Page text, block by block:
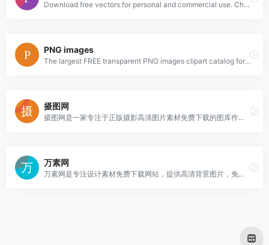
Download free vectors for personal and commercial use. Choose from more than 280,000 high quality AI, EPS, SVG and CDR files of logos, icons, banners, backgrounds, silhouettes, elements and much more.
PNG images
The largest FREE transparent PNG images clipart catalog for design and web design in best resolution and quality
摄图网
摄图网是一家专注于正版摄影高清图片素材免费下载的图库作品网站,提供手绘插画,海报,ppt模板,科技,城市,商务,建筑,风景,美食,家居,外景,背景等好看的图片设计素材大全可供下载。
万素网
万素网是专注设计素材免费下载网站，提供高清背景图片，免抠素材，psd模板和正版摄影图等免费下载服务